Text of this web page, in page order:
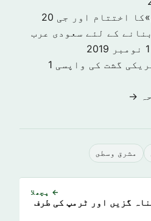
«سرمایہ کاری اقدام»کا اختتام اور جی 20
کے لئے سعودی عرب
1 نومبر 2019
گشت کی واپسی 1
→
مشرق وسطى
← پچھلا
گزیں اور ٹرمپ کی طرف